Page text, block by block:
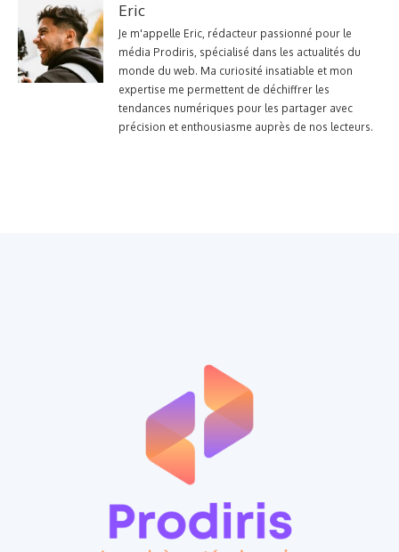
Eric
Je m'appelle Eric, rédacteur passionné pour le
média Prodiris, spécialisé dans les actualités du
monde du web. Ma curiosité insatiable et mon
expertise me permettent de déchiffrer les
tendances numériques pour les partager avec
précision et enthousiasme auprès de nos lecteurs.